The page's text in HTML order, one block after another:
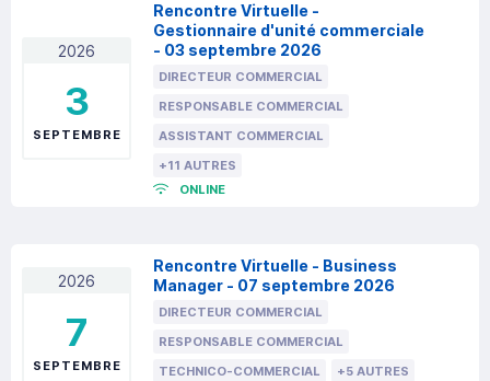
2026
3
SEPTEMBRE
Rencontre Virtuelle -
Gestionnaire d'unité commerciale
- 03 septembre 2026
DIRECTEUR COMMERCIAL
RESPONSABLE COMMERCIAL
ASSISTANT COMMERCIAL
+11 AUTRES
ONLINE
2026
7
SEPTEMBRE
Rencontre Virtuelle - Business
Manager - 07 septembre 2026
DIRECTEUR COMMERCIAL
RESPONSABLE COMMERCIAL
TECHNICO-COMMERCIAL
+5 AUTRES